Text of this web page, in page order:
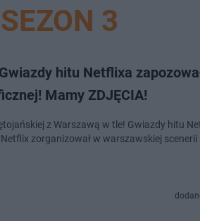
3
hitu Netflixa
Mamy ZDJĘCIA!
z Warszawą w tle! Gwiazdy hitu
zorganizował w warszawskiej scenerii